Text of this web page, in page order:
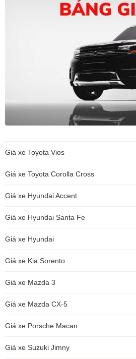
Giá xe Toyota Vios
Giá xe Toyota Corolla Cross
Giá xe Hyundai Accent
Giá xe Hyundai Santa Fe
Giá xe Hyundai
Giá xe Kia Sorento
Giá xe Mazda 3
Giá xe Mazda CX-5
Giá xe Porsche Macan
Giá xe Suzuki Jimny